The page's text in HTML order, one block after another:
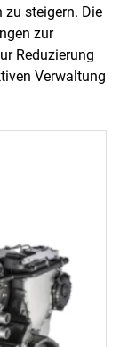
zu steigern. Die
zur
Reduzierung
Verwaltung